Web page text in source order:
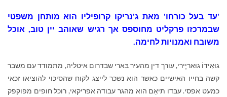
'עד בעל כורחו' מאת ג'נריקו קרופיליו הוא מותחן משפטי
שבמרכזו פרקליט מחוספס אך רגיש שאוהב יין טוב, אוכל
משובח ואמנויות לחימה.
גוּאִידוֹ גוּאריֶירי, עורך דין מהעיר בּארי שבדרום איטליה, מתמודד עם משבר
קשה בחייו האישיים כאשר הוא נשכר לייצג לקוח שהסיכוי להוציאו זכאי
כמעט אפסי. עבּדו תיאַם הוא מהגר עבודה אפריקאי, רוכל חופים מפוקפק